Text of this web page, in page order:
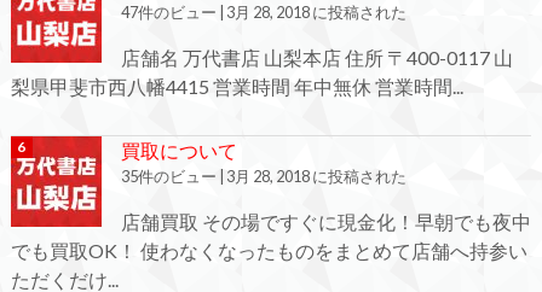
47件のビュー 3月 28, 2018 に投稿された
店舗名 万代書店 山梨本店 住所 〒400-0117 山
梨県甲斐市西八幡4415 営業時間 年中無休 営業時間...
買取について
35件のビュー 3月 28, 2018 に投稿された
店舗買取 その場ですぐに現金化！早朝でも夜中
でも買取OK！ 使わなくなったものをまとめて店舗へ持参い
ただくだけ...